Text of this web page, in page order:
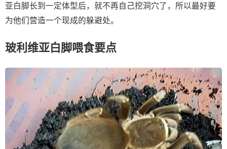
亚白脚长到一定体型后，就不再自己挖洞穴了，所以最好要
为他们营造一个现成的躲避处。
玻利维亚白脚喂食要点